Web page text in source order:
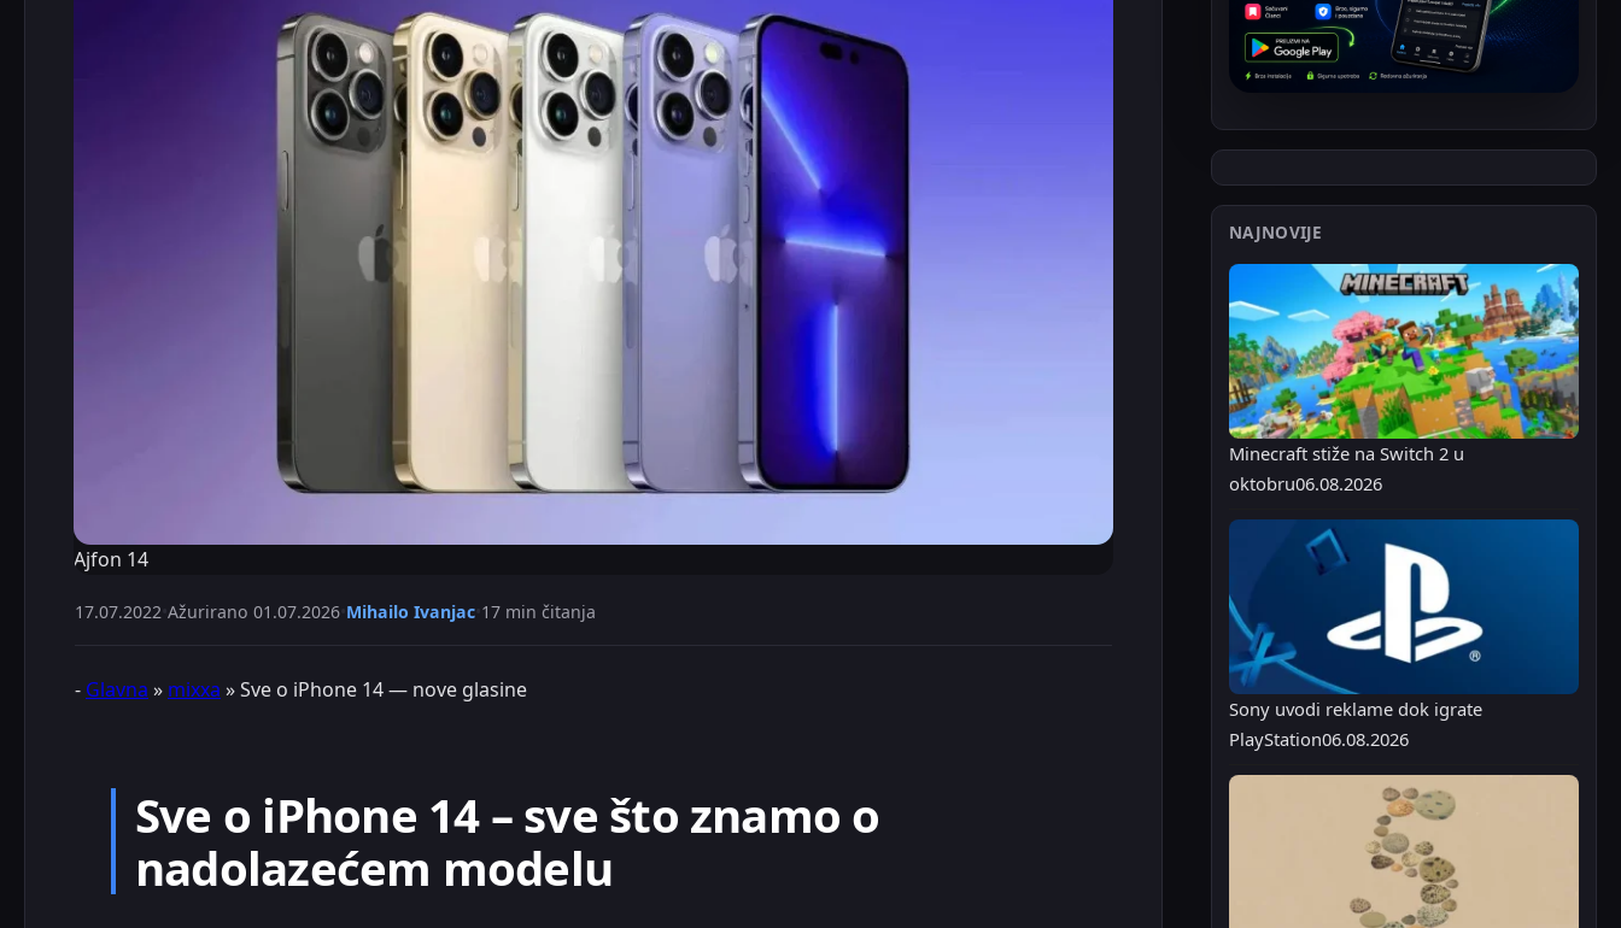
Ajfon 14
17.07.2022 Ažurirano 01.07.2026 Mihailo Ivanjac 17 min čitanja
- Glavna » mixxa »Sve o iPhone 14 — nove glasine
Sve o iPhone 14 – sve što znamo o
nadolazećem modelu
NAJNOVIJE
Minecraft stiže na Switch 2 u
oktobru06.08.2026
Sony uvodi reklame dok igrate
PlayStation06.08.2026